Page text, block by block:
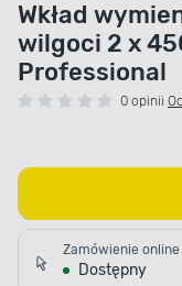
Wkład
wilgoci 2 x
Professional
0 opinii
Zamówienie online
Dostępny